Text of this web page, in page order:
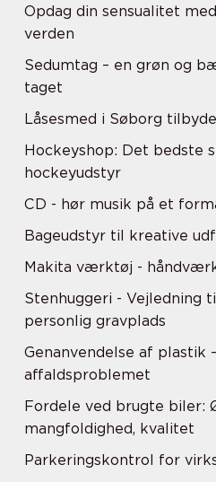
Opdag din sensualitet
verden
Sedumtag – en grøn og
taget
Låsesmed i Søborg
Hockeyshop: Det bedste
hockeyudstyr
CD - hør musik på et
Bageudstyr til kreative
Makita værktøj -
Stenhuggeri - Vejledning
personlig gravplads
Genanvendelse af plastik
affaldsproblemet
Fordele ved brugte biler:
mangfoldighed, kvalitet
Parkeringskontrol for